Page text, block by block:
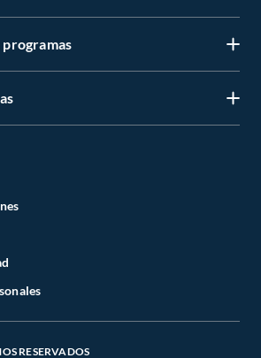
RESERVADOS